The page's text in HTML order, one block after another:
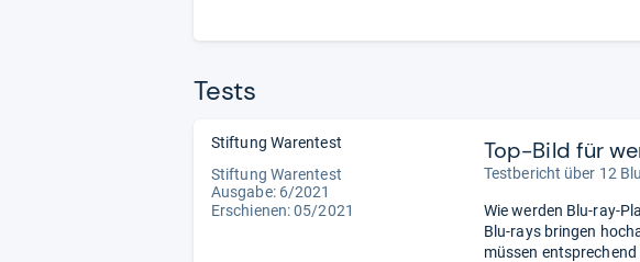
Tests
Stiftung Warentest
Stiftung Warentest
Ausgabe: 6/2021
Erschienen: 05/2021
Top-Bild für
Testbericht über 12
Wie werden Blu-ray-
Blu-rays bringen
müssen